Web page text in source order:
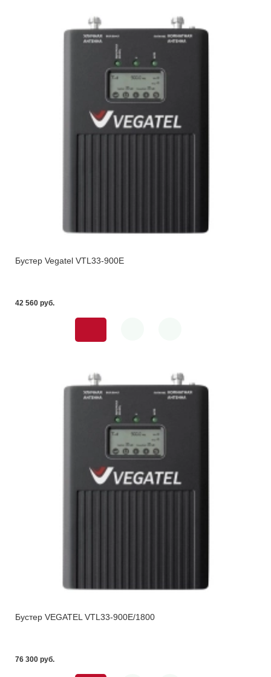
Бустер Vegatel VTL33-900E
42 560 pуб.
Бустер VEGATEL VTL33-900E/1800
76 300 pуб.